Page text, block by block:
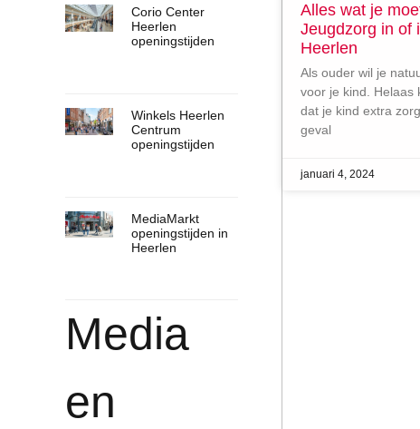
Corio Center
Heerlen
openingstijden
Winkels Heerlen
Centrum
openingstijden
MediaMarkt
openingstijden in
Heerlen
Media
en
Alles wat je
Jeugdzorg in of
Heerlen
Als ouder wil je
voor je kind. Helaas
dat je kind extra
geval
januari 4, 2024